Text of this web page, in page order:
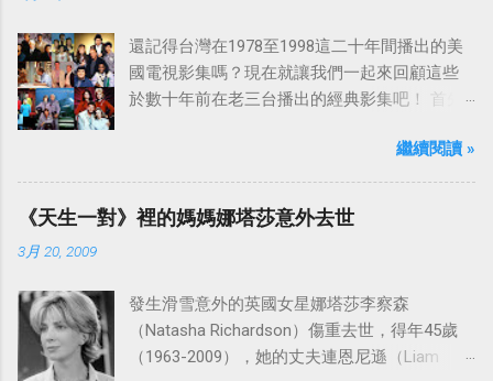
還記得台灣在1978至1998這二十年間播出的美
國電視影集嗎？現在就讓我們一起來回顧這些
於數十年前在老三台播出的經典影集吧！ 首先
「愛之船」（The Love Boat），這部影集最早
是在1977年9月24日至1986年5月24日於美國
ABC頻道首播，共播出了249集。 令人懷念的愛
之船旋律：
繼續閱讀 »
《天生一對》裡的媽媽娜塔莎意外去世
3月 20, 2009
發生滑雪意外的英國女星娜塔莎李察森
（Natasha Richardson）傷重去世，得年45歲
（1963-2009），她的丈夫連恩尼遜（Liam